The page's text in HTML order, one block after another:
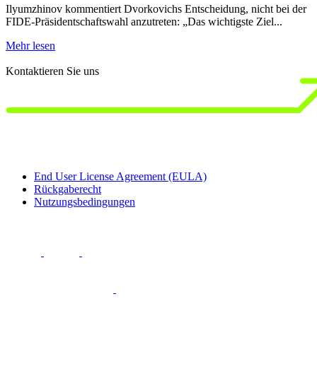
Ilyumzhinov kommentiert Dvorkovichs Entscheidung, nicht bei der
FIDE-Präsidentschaftswahl anzutreten: „Das wichtigste Ziel...
Mehr lesen
Kontaktieren Sie uns
End User License Agreement (EULA)
Rückgaberecht
Nutzungsbedingungen